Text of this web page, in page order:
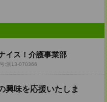
イス！介護事業部
:派13-070366
興味を応援いたしま